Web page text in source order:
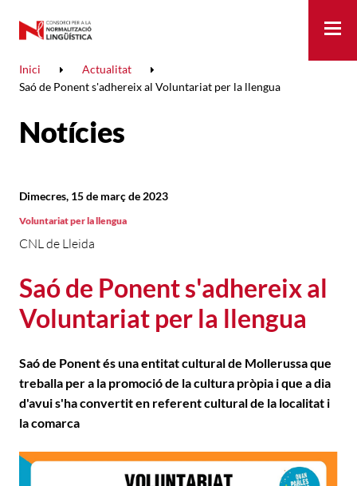
Inici
Actualitat
Saó de Ponent s'adhereix al Voluntariat per la llengua
Notícies
Saó de Ponent s'adhereix al
Voluntariat per la llengua
CNL de Lleida
Dimecres, 15 de març de 2023
Voluntariat per la llengua
Saó de Ponentés una entitat cultural de Mollerussa que
treballa per a la promoció de la cultura pròpia i que a dia
d'avui s'ha convertit en referent cultural de la localitat i
la comarca